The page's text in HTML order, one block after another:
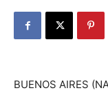
BUENOS AIRES